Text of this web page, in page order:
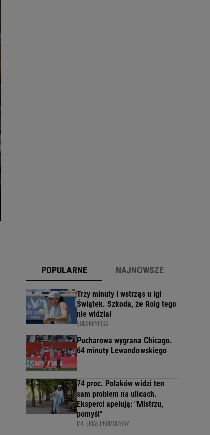
POPULARNE NAJNOWSZE
Trzy minuty i wstrząs u Igi
Świątek. Szkoda, że Roig tego
nie widział
SUBSKRYPCJA
Pucharowa wygrana Chicago.
64 minuty Lewandowskiego
74 proc. Polaków widzi ten
sam problem na ulicach.
Eksperci apelują: "Mistrzu,
pomyśl"
MATERIAŁ PROMOCYJNY